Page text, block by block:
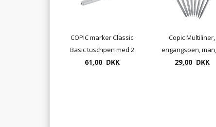
COPIC marker Classic
Basic tuschpen med 2
spidser. Ring for
61,00 DKK
Copic Multiliner,
engangspen,
tykkelser. fra 0,05
29,00 DKK